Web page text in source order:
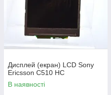
Дисплей (екран) LCD Sony
Ericsson C510 HC
В наявності